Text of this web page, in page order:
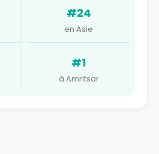
#24
en Asie
#1
à Amritsar